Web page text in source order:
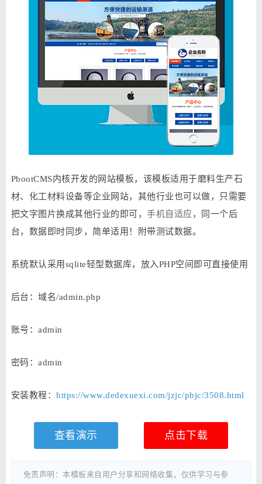
PbootCMS内核开发的网站模板，该模板适用于磨料生产石
材、化工材料设备等企业网站，其他行业也可以做，只需要
把文字图片换成其他行业的即可，手机自适应 ，同一个后
台，数据即时同步，简单适用！附带测试数据。
系统默认采用sqlite轻型数据库，放入PHP空间即可直接使用
后台：域名/admin.php
账号：admin
密码：admin
安装教程：https://www.dedexuexi.com/jzjc/pbjc/3508.html
查看演示 点击下载
免责声明：本模板来自用户分享和网络收集，仅供学习与参